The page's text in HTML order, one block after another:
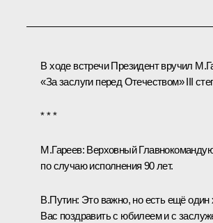
В ходе встречи Президент вручил
«За заслуги перед Отечеством» III
* * *
М.Гареев: Верховный
по случаю исполнения 90 лет.
В.Путин: Это важно, но есть ещё
Вас поздравить с юбилеем и с